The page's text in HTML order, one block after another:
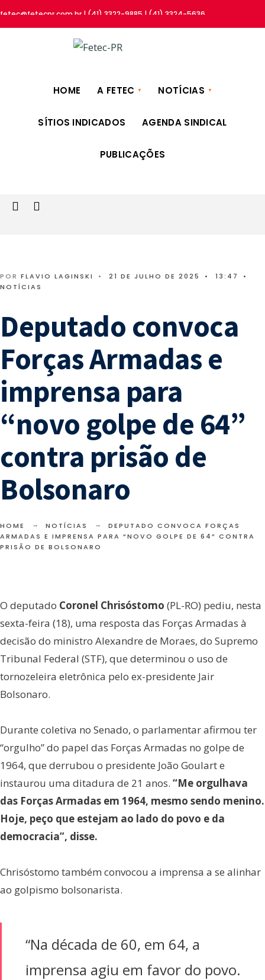
fetec@fetecpr.com.br | (41) 3322-9885 | (41) 3324-5636
HOME A FETEC NOTÍCIAS
SÍTIOS INDICADOS AGENDA SINDICAL
PUBLICAÇÕES
POR FLAVIO LAGINSKI • 21 DE JULHO DE 2025 • 13:47
•
NOTÍCIAS
Deputado convoca
Forças Armadas e
imprensa para
“novo golpe de 64”
contra prisão de
Bolsonaro
HOME NOTÍCIAS
DEPUTADO CONVOCA FORÇAS
ARMADAS E IMPRENSA PARA “NOVO GOLPE DE 64” CONTRA
PRISÃO DE BOLSONARO
O deputado Coronel Chrisóstomo (PL-RO) pediu, nesta
sexta-feira (18), uma resposta das Forças Armadas à
decisão do ministro Alexandre de Moraes, do Supremo
Tribunal Federal (STF), que determinou o uso de
tornozeleira eletrônica pelo ex-presidente Jair
Bolsonaro.
Durante coletiva no Senado, o parlamentar afirmou ter
“orgulho” do papel das Forças Armadas no golpe de
1964, que derrubou o presidente João Goulart e
instaurou uma ditadura de 21 anos. “Me orgulhava
das Forças Armadas em 1964, mesmo sendo menino.
Hoje, peço que estejam ao lado do povo e da
democracia”, disse.
Chrisóstomo também convocou a imprensa a se alinhar
ao golpismo bolsonarista.
“Na década de 60, em 64, a
imprensa agiu em favor do povo.